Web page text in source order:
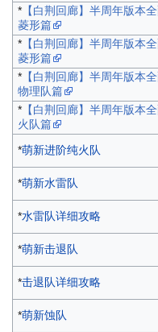
*【白荆回廊】半周年版本
菱形篇
*【白荆回廊】半周年版本
菱形篇
*【白荆回廊】半周年版本
物理队篇
*【白荆回廊】半周年版本
火队篇
*萌新进阶纯火队
*萌新水雷队
*水雷队详细攻略
*萌新击退队
*击退队详细攻略
*萌新蚀队